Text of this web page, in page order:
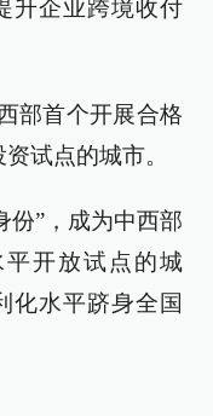
升企业跨境收付
部首个开展合格
试点的城市。
份”，成为中西部
开放试点的城
化水平跻身全国